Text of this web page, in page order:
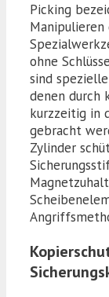
Picking
ohne
sind
denen durch
kurzzeitig in
gebracht
Zylinder